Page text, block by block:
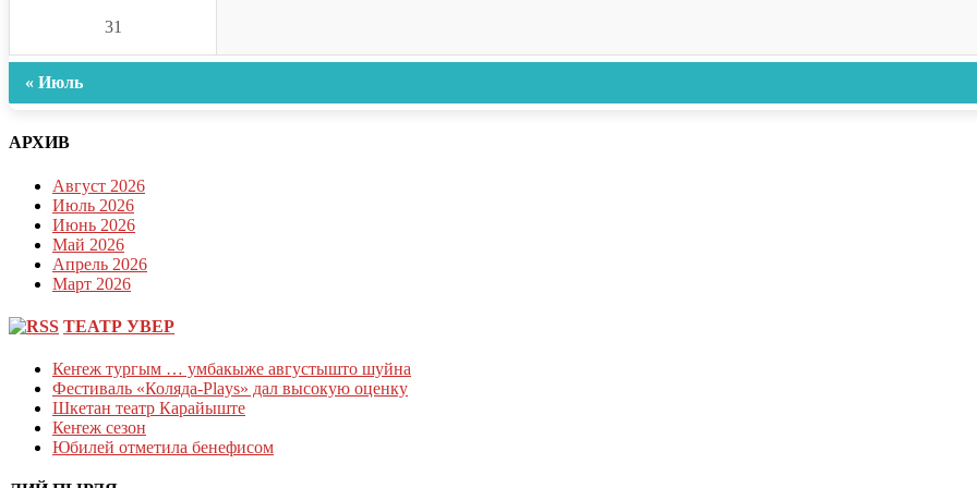
31
« Июль
АРХИВ
Август 2026
Июль 2026
Июнь 2026
Май 2026
Апрель 2026
Март 2026
ТЕАТР УВЕР
Кеҥеж тургым … умбакыже августышто шуйна
Фестиваль «Коляда-Plays» дал высокую оценку
Шкетан театр Карайыште
Кеҥеж сезон
Юбилей отметила бенефисом